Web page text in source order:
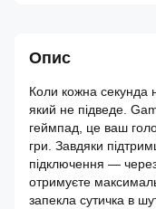
Опис
Коли кожна секунда
який не підведе.
геймпад, це ваш
гри. Завдяки
підключення —
отримуєте
запекла сутичка в